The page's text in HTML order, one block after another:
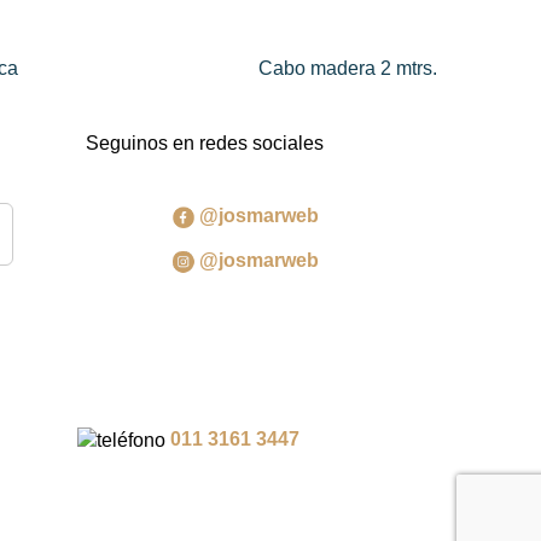
Cabo madera 2 mtrs.
Seguinos en redes sociales
@josmarweb
@josmarweb
011 3161 3447